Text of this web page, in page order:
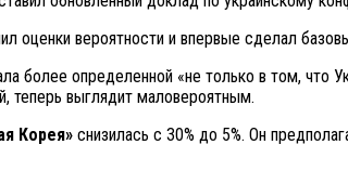
оценки вероятности и впервые сделал
более определенной «не только в том, что
теперь выглядит маловероятным.
Корея» снизилась с 30% до 5%. Он